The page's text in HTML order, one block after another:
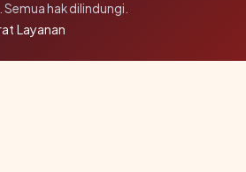
hak dilindungi.
Layanan